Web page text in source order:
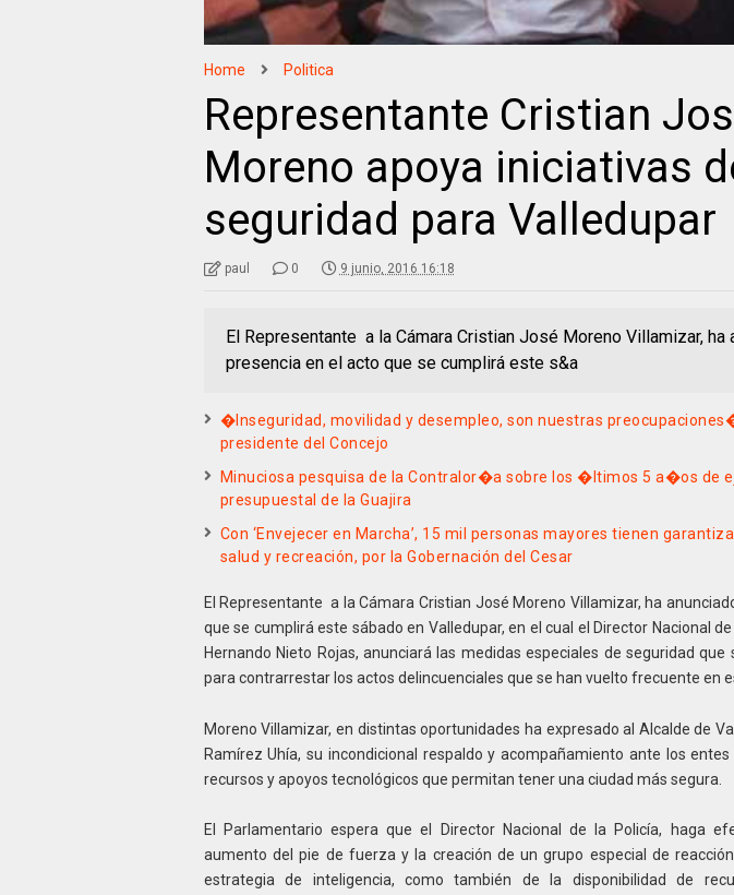
Home Politica
Representante Cristian
Moreno apoya iniciativas
seguridad para Valledupar
paul 0 9 junio, 2016 16:18
El Representante a la Cámara Cristian José Moreno Villamizar, ha
presencia en el acto que se cumplirá este s&a
�Inseguridad, movilidad y desempleo, son nuestras
presidente del Concejo
Minuciosa pesquisa de la Contralor�a sobre los �ltimos 5 a�os de
presupuestal de la Guajira
Con ‘Envejecer en Marcha’, 15 mil personas mayores tienen
salud y recreación, por la Gobernación del Cesar
El Representante a la Cámara Cristian José Moreno Villamizar, ha
que se cumplirá este sábado en Valledupar, en el cual el Director Nacional
Hernando Nieto Rojas, anunciará las medidas especiales de seguridad
para contrarrestar los actos delincuenciales que se han vuelto frecuente en
Moreno Villamizar, en distintas oportunidades ha expresado al Alcalde de
Ramírez Uhía, su incondicional respaldo y acompañamiento ante los
recursos y apoyos tecnológicos que permitan tener una ciudad más segura.
El Parlamentario espera que el Director Nacional de la Policía, haga
aumento del pie de fuerza y la creación de un grupo especial de
estrategia de inteligencia, como también de la disponibilidad de